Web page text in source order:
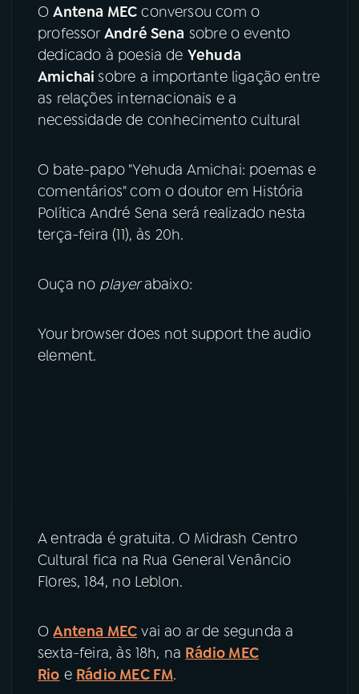
08PRÊMIO RÁDIO MEC
ACOMPANHE A RÁDIO MEC
YouTube Facebook
TikTok
OAntena MEC conversou com o
professor André Sena sobre o evento
dedicado à poesia de Yehuda
Amichaisobre a importante ligação entre
as relações internacionais e a
necessidade de conhecimento cultural
O bate-papo "Yehuda Amichai: poemas e
comentários" com o doutor em História
Política André Sena será realizado nesta
terça-feira (11), às 20h.
Ouça no playerabaixo:
Your browser does not support the audio
element.
A entrada é gratuita. O Midrash Centro
Cultural fica na Rua General Venâncio
Flores, 184, no Leblon.
OAntena MEC vai ao ar de segunda a
sexta-feira, às 18h, na Rádio MEC
Rio e Rádio MEC FM.